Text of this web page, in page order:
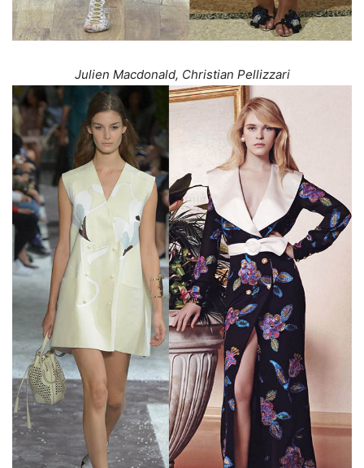
Julien Macdonald, Christian Pellizzari